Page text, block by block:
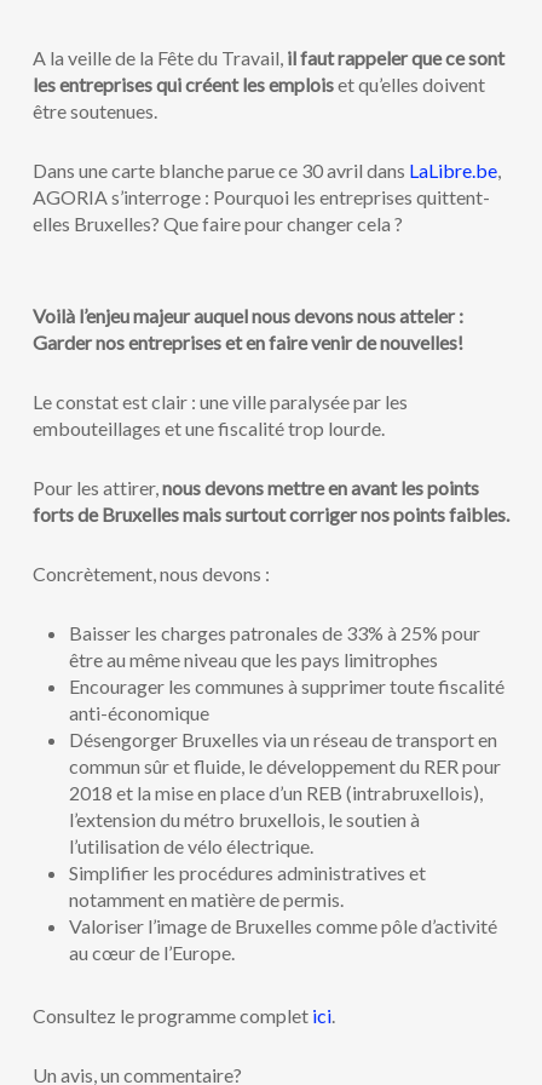
A la veille de la Fête du Travail,il faut rappeler que ce sont
les entreprises qui créent les emploiset qu’elles doivent
être soutenues.
Dans une carte blanche parue ce 30 avril dans LaLibre.be,
AGORIA s’interroge : Pourquoi les entreprises quittent-
elles Bruxelles? Que faire pour changer cela ?
Voilà l’enjeu majeur auquel nous devons nous atteler :
Garder nos entreprises et en faire venir de nouvelles!
Le constat est clair : une ville paralysée par les
embouteillages et une fiscalité trop lourde.
Pour les attirer,nous devons mettre en avant les points
forts de Bruxelles mais surtout corriger nos points faibles.
Concrètement, nous devons :
Baisser les charges patronales de 33% à 25% pour
être au même niveau que les pays limitrophes
Encourager les communes à supprimer toute fiscalité
anti-économique
Désengorger Bruxelles via un réseau de transport en
commun sûr et fluide, le développement du RER pour
2018 et la mise en place d’un REB (intrabruxellois),
l’extension du métro bruxellois, le soutien à
l’utilisation de vélo électrique.
Simplifier les procédures administratives et
notamment en matière de permis.
Valoriser l’image de Bruxelles comme pôle d’activité
au cœur de l’Europe.
Consultez le programme complet ici.
Un avis, un commentaire?